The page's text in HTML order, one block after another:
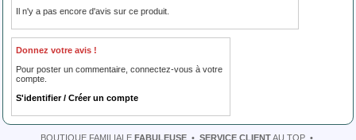
Il n'y a pas encore d'avis sur ce produit.
Donnez votre avis !
Pour poster un commentaire, connectez-vous à votre
compte.
S'identifier / Créer un compte
BOUTIQUE FAMILIALE FABULEUSE • SERVICE CLIENTAU TOP •